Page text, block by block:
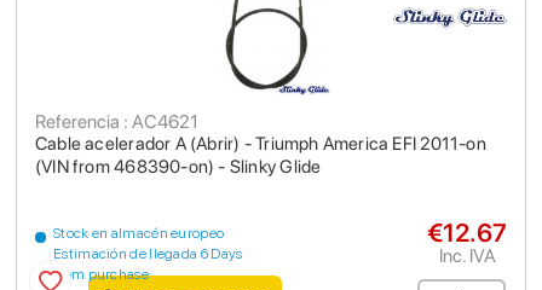
Cable acelerador A (Abrir) - Triumph America EFI 2011-on
(VIN from 468390-on) - Slinky Glide
Referencia : AC4621
Stock en almacén europeo
Estimación de llegada 6 Days
from purchase
€12.67
Inc. IVA